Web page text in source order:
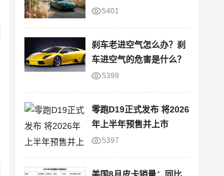
进 5401
刹车老进空气怎么办？刹
车进空气的危害是什么？
5399
零跑D19正式发布 将2026
年上半年预售并上市
5397